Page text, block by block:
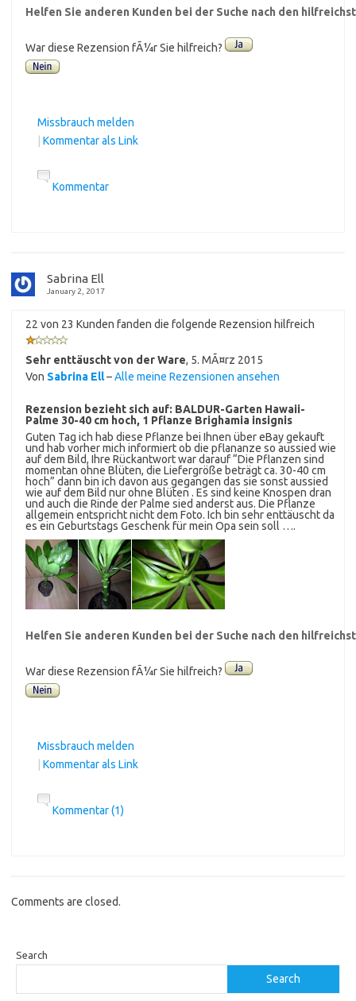
Helfen Sie anderen Kunden bei der Suche nach den
War diese Rezension fÃ¼r Sie hilfreich?
Missbrauch melden
Kommentar als Link
Kommentar
Sabrina Ell
January 2, 2017
22 von 23 Kunden fanden die folgende Rezension hilfreich
Sehr enttäuscht von der Ware, 5. MÃ¤rz 2015
Von Sabrina Ell–Alle meine Rezensionen ansehen
Rezension bezieht sich auf: BALDUR-Garten Hawaii-
Palme 30-40 cm hoch, 1 Pflanze Brighamia insignis
Guten Tag ich hab diese Pflanze bei Ihnen über eBay gekauft
und hab vorher mich informiert ob die pflananze so aussied wie
auf dem Bild, Ihre Rückantwort war darauf “Die Pflanzen sind
momentan ohne Blüten, die Liefergröße beträgt ca. 30-40 cm
hoch” dann bin ich davon aus gegangen das sie sonst aussied
wie auf dem Bild nur ohne Blüten . Es sind keine Knospen dran
und auch die Rinde der Palme sied anderst aus. Die Pflanze
allgemein entspricht nicht dem Foto. Ich bin sehr enttäuscht da
es ein Geburtstags Geschenk für mein Opa sein soll ….
Helfen Sie anderen Kunden bei der Suche nach den
War diese Rezension fÃ¼r Sie hilfreich?
Missbrauch melden
Kommentar als Link
Kommentar (1)
Comments are closed.
Search
Search